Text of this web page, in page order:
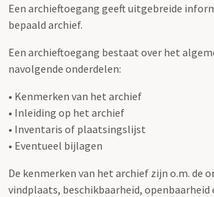
Een archieftoegang geeft uitgebreide
bepaald archief.
Een archieftoegang bestaat over het
navolgende onderdelen:
• Kenmerken van het archief
• Inleiding op het archief
• Inventaris of plaatsingslijst
• Eventueel bijlagen
De kenmerken van het archief zijn o.m. de
vindplaats, beschikbaarheid, openbaarheid